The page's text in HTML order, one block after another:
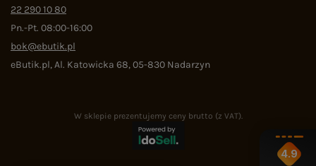
22 290 10 80
Pn.-Pt. 08:00-16:00
bok@ebutik.pl
eButik.pl,Al. Katowicka 68,05-830 Nadarzyn
W sklepie prezentujemy ceny brutto (z VAT).
4.9